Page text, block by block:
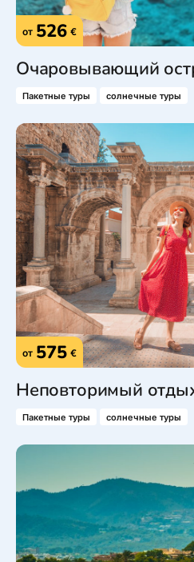
от 526 €
Очаровывающий
Пакетные туры солнечные туры
от 575 €
Неповторимый
Пакетные туры солнечные туры